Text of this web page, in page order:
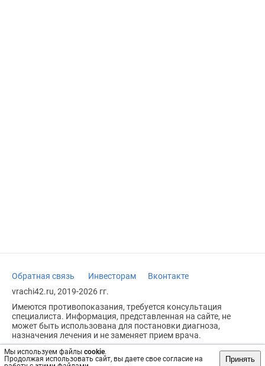
Мы используем файлы cookie.
Продолжая использовать сайт, вы даете свое согласие на
Принять
Обратная связь Инвесторам
Вконтакте
vrachi42.ru, 2019-2026 гг.
Имеются противопоказания, требуется консультация
специалиста. Информация, представленная на сайте, не
может быть использована для постановки диагноза,
назначения лечения и не заменяет прием врача.
Возрастное ограничение: 18+